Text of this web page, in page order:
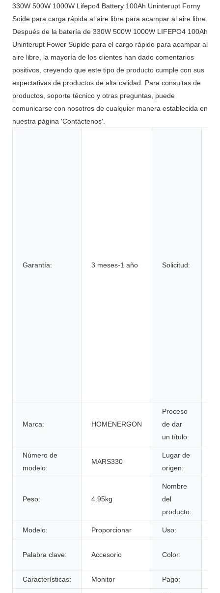
330W 500W 1000W Lifepo4 Battery 100Ah Uninterupt Forny
Soide para carga rápida al aire libre para acampar al aire libre.
Después de la batería de 330W 500W 1000W LIFEPO4 100Ah
Uninterupt Fower Supide para el cargo rápido para acampar al
aire libre, la mayoría de los clientes han dado comentarios
positivos, creyendo que este tipo de producto cumple con sus
expectativas de productos de alta calidad. Para consultas de
productos, soporte técnico y otras preguntas, puede
comunicarse con nosotros de cualquier manera establecida en
nuestra página 'Contáctenos'.
Garantía: 3 meses-1 año Solicitud:
Marca: HOMENERGON
Proceso
de dar
un título:
Número de
modelo:
MARS330
Lugar de
origen:
Peso: 4.95kg
Nombre
del
producto:
Modelo: Proporcionar Uso:
Palabra clave: Accesorio Color:
Características: Monitor Pago: